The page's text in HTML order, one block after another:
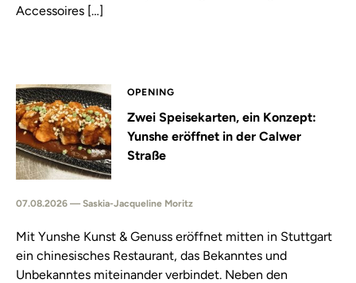
Accessoires […]
OPENING
Zwei Speisekarten, ein Konzept:
Yunshe eröffnet in der Calwer
Straße
07.08.2026 — Saskia-Jacqueline Moritz
Mit Yunshe Kunst & Genuss eröffnet mitten in Stuttgart
ein chinesisches Restaurant, das Bekanntes und
Unbekanntes miteinander verbindet. Neben den